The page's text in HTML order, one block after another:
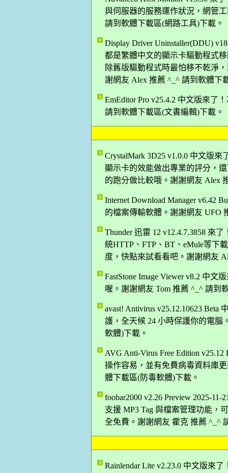
與伺服器的服務運作狀況，網管
請到軟體下載區(網路工具)下載。
Display Driver Uninstaller(DDU)
都是繁體中文的顯示卡驅動程式
除舊版驅動程式時最怕移不乾淨
謝網友 Alex 推薦 ^_^ 請到軟體下
EmEditor Pro v25.4.2 中文版來了
請到軟體下載區(文書編輯)下載。
CrystalMark 3D25 v1.0.0 中文版
顯示卡的效能做出專業的評分，
的跑分做比較哦。謝謝網友 Alex
Internet Download Manager v6.42
的檔案傳輸軟體。謝謝網友 UFO
Thunder 迅雷 12 v12.4.7.3858 來
統HTTP、FTP、BT、eMule等下
度，快點來試看看吧。謝謝網友
FastStone Image Viewer v8.2 中
喔。謝謝網友 Tom 推薦 ^_^ 請到
avast! Antivirus v25.12.10623
護，全天候 24 小時保護你的電腦
軟體)下載。
AVG Anti-Virus Free Edition
操作容易，並有免費病毒資料庫
體下載區(防毒軟體)下載。
foobar2000 v2.26 Preview 2025-
支援 MP3 Tag 與檔案管理功能，
全免費。謝謝網友 霍克 推薦 ^_^
Rainlendar Lite v2.23.0 中文版來